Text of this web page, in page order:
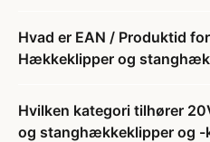
Hvad er EAN / Produktid
Hækkeklipper og
Hvilken kategori tilhører
og stanghækkeklipper og